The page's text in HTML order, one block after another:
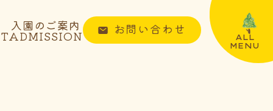
ALL
MENU
入園のご案内
ADMISSION お問い合わせ